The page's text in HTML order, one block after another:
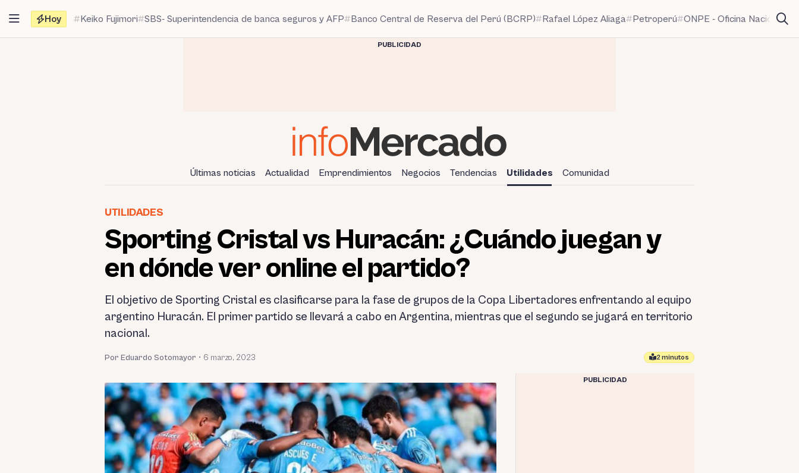
contenido
Hoy Keiko Fujimori SBS- Superintendencia de banca seguros y AFP Banco Central de Reserva del Perú (BCRP) Rafael López Aliaga Petroperú ONPE - Oficina Nacional
PUBLICIDAD
Últimas noticias Actualidad Emprendimientos Negocios Tendencias Utilidades Comunidad
UTILIDADES
Sporting Cristal vs Huracán: ¿Cuándo juegan y
en dónde ver online el partido?
El objetivo de Sporting Cristal es clasificarse para la fase de grupos de la Copa Libertadores enfrentando al equipo
argentino Huracán. El primer partido se llevará a cabo en Argentina, mientras que el segundo se jugará en territorio
nacional.
Por Eduardo Sotomayor • 6 marzo, 2023 2 minutos
PUBLICIDAD